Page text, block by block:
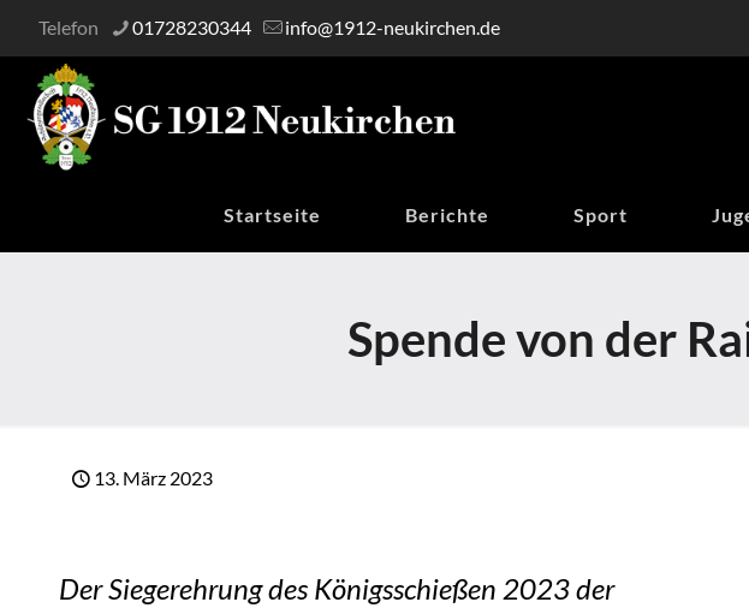
Telefon 01728230344 info@1912-neukirchen.de
Startseite Berichte Sport
Spende von der
13. März 2023
Der Siegerehrung des Königsschießen 2023 der